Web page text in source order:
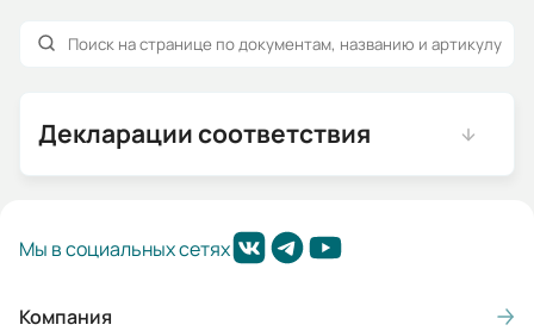
Декларации соответствия
Мы в социальных сетях
Компания